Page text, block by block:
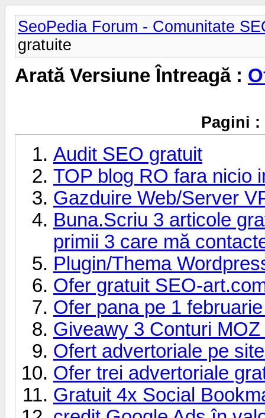
SeoPedia Forum - Comunitate
gratuite
Arată Versiune Întreagă :
Pagini :
Audit SEO gratuit
TOP blog RO fara nicio
Gazduire Web/Server
Buna.Scriu 3 articole
primii 3 care mă
Plugin/Thema
Ofer gratuit SEO-
Ofer pana pe 1
Giveawy 3 Conturi
Ofert advertoriale pe
Ofer trei advertoriale
Gratuit 4x Social